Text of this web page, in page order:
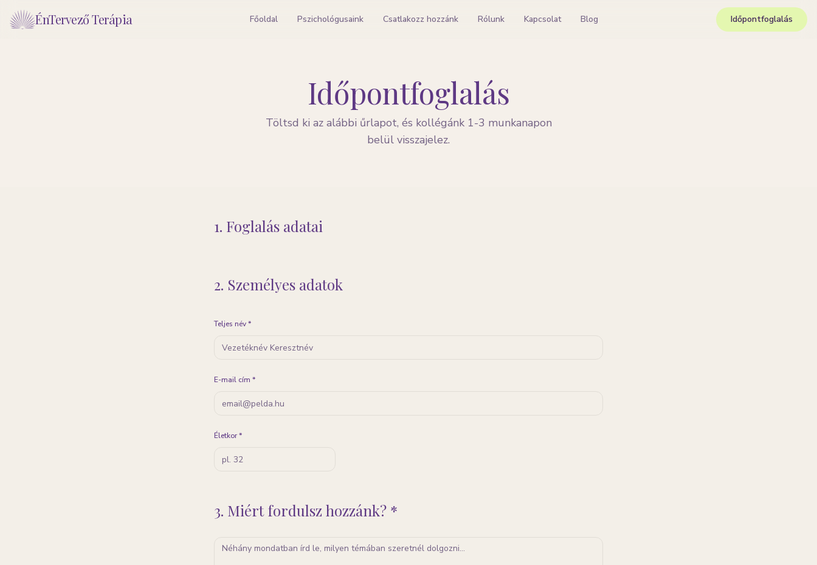
ÉnTervező Terápia Főoldal Pszichológusaink Csatlakozz hozzánk Rólunk Kapcsolat Blog Időpontfoglalás
Időpontfoglalás
Töltsd ki az alábbi űrlapot, és kollégánk 1-3 munkanapon
belül visszajelez.
1. Foglalás adatai
2. Személyes adatok
Teljes név *
E-mail cím *
Életkor *
3. Miért fordulsz hozzánk? *